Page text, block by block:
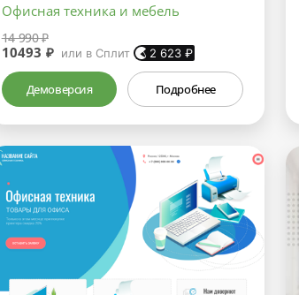
Офисная техника и мебель
14 990 ₽
10493 ₽ или в Сплит 2 623 ₽
Демоверсия Подробнее